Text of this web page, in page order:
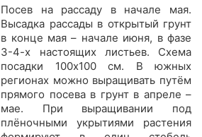
Посев на рассаду в начале мая.
Высадка рассады в открытый грунт
в конце мая – начале июня, в фазе
3-4-х настоящих листьев. Схема
посадки 100х100 см. В южных
регионах можно выращивать путём
прямого посева в грунт в апреле –
мае. При выращивании под
плёночными укрытиями растения